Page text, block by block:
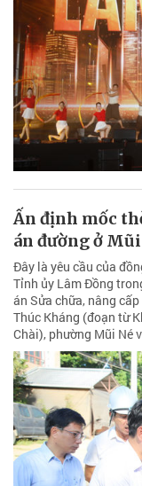
Ấn định mốc
án đường ở
Đây là yêu cầu của
Tỉnh ủy Lâm Đồng
án Sửa chữa, nâng
Thúc Kháng (đoạn từ
Chài), phường Mũi Né